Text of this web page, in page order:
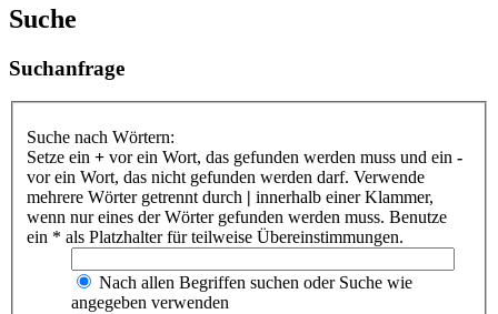
Suche
Suchanfrage
Suche nach Wörtern:
Setze ein + vor ein Wort, das gefunden werden muss und ein -
vor ein Wort, das nicht gefunden werden darf. Verwende
mehrere Wörter getrennt durch | innerhalb einer Klammer,
wenn nur eines der Wörter gefunden werden muss. Benutze
ein * als Platzhalter für teilweise Übereinstimmungen.
Nach allen Begriffen suchen oder Suche wie
angegeben verwenden